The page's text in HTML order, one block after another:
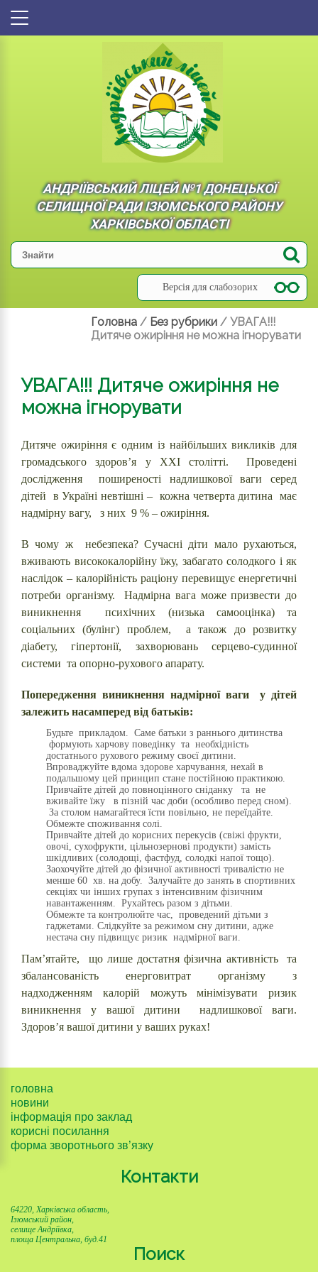
АНДРІЇВСЬКИЙ ЛІЦЕЙ №1 ДОНЕЦЬКОЇ
СЕЛИЩНОЇ РАДИ ІЗЮМСЬКОГО РАЙОНУ
ХАРКІВСЬКОЇ ОБЛАСТІ
Версія для слабозорих
Головна / Без рубрики / УВАГА!!!
Дитяче ожиріння не можна ігнорувати
УВАГА!!! Дитяче ожиріння не
можна ігнорувати
Дитяче ожиріння є одним із найбільших викликів для
громадського здоров’я у XXI столітті. Проведені
дослідження поширеності надлишкової ваги серед
дітей в Україні невтішні – кожна четверта дитина має
надмірну вагу, з них 9 % – ожиріння.
В чому ж небезпека? Сучасні діти мало рухаються,
вживають висококалорійну їжу, забагато солодкого і як
наслідок – калорійність раціону перевищує енергетичні
потреби організму. Надмірна вага може призвести до
виникнення психічних (низька самооцінка) та
соціальних (булінг) проблем, а також до розвитку
діабету, гіпертонії, захворювань серцево-судинної
системи та опорно-рухового апарату.
Попередження виникнення надмірної ваги у дітей
залежить насамперед від батьків:
Будьте прикладом. Саме батьки з раннього дитинства
формують харчову поведінку та необхідність
достатнього рухового режиму своєї дитини.
Впроваджуйте вдома здорове харчування, нехай в
подальшому цей принцип стане постійною практикою.
Привчайте дітей до повноцінного сніданку та не
вживайте їжу в пізній час доби (особливо перед сном).
За столом намагайтеся їсти повільно, не переїдайте.
Обмежте споживання солі.
Привчайте дітей до корисних перекусів (свіжі фрукти,
овочі, сухофрукти, цільнозернові продукти) замість
шкідливих (солодощі, фастфуд, солодкі напої тощо).
Заохочуйте дітей до фізичної активності тривалістю не
менше 60 хв. на добу. Залучайте до занять в спортивних
секціях чи інших групах з інтенсивним фізичним
навантаженням. Рухайтесь разом з дітьми.
Обмежте та контролюйте час, проведений дітьми з
гаджетами. Слідкуйте за режимом сну дитини, адже
нестача сну підвищує ризик надмірної ваги.
Пам’ятайте, що лише достатня фізична активність та
збалансованість енерговитрат організму з
надходженням калорій можуть мінімізувати ризик
виникнення у вашої дитини надлишкової ваги.
Здоров’я вашої дитини у ваших руках!
головна
новини
інформація про заклад
корисні посилання
форма зворотнього зв’язку
Контакти
64220, Харківська область,
Ізюмський район,
селище Андріївка,
площа Центральна, буд.41
Поиск